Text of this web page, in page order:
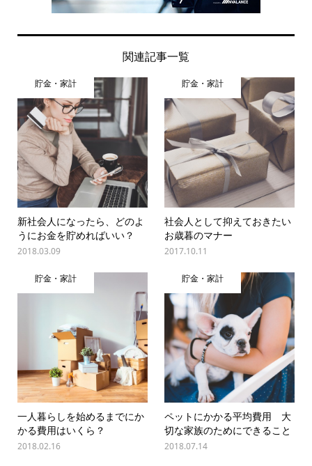
関連記事一覧
貯金・家計
新社会人になったら、どのよ
うにお金を貯めればいい？
2018.03.09
貯金・家計
社会人として抑えておきたい
お歳暮のマナー
2017.10.11
貯金・家計
一人暮らしを始めるまでにか
かる費用はいくら？
2018.02.16
貯金・家計
ペットにかかる平均費用 大
切な家族のためにできること
2018.07.14